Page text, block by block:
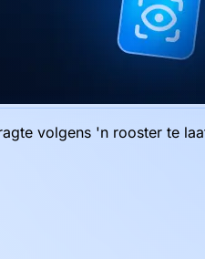
volgens 'n rooster te